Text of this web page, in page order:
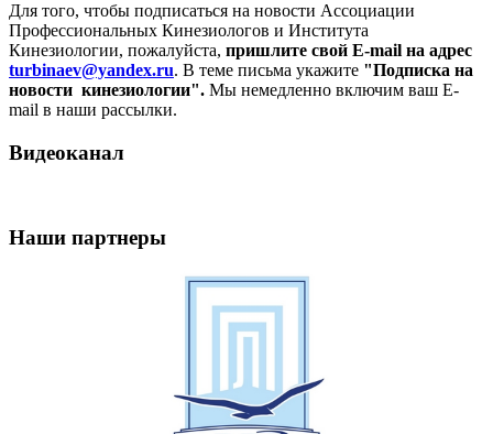
Для того, чтобы подписаться на новости Ассоциации
Профессиональных Кинезиологов и Института
Кинезиологии, пожалуйста, пришлите свой E-mail на адрес
turbinaev@yandex.ru. В теме письма укажите "Подписка на
новости кинезиологии". Мы немедленно включим ваш E-
mail в наши рассылки.
Видеоканал
Наши партнеры